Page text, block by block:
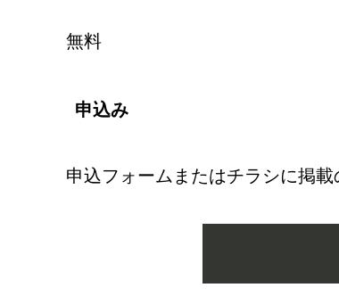
無料
申込み
申込フォームまたはチラシに掲